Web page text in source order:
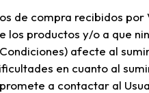
de compra recibidos
los productos y/o a que
afecte al
en cuanto al
a contactar al